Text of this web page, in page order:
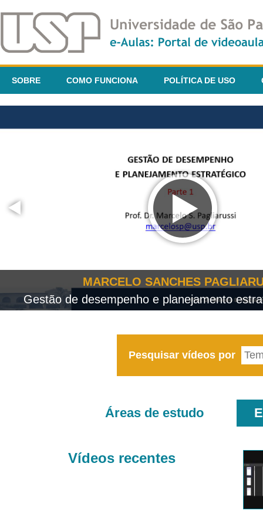
SOBRE COMO FUNCIONA POLÍTICA DE USO
MARCELO SANCHES
Gestão de desempenho e planejamento
Pesquisar vídeos por
Áreas de estudo
Vídeos recentes